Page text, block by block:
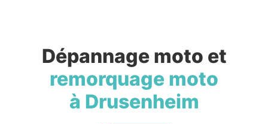
Dépannage moto et
remorquage moto
à Drusenheim